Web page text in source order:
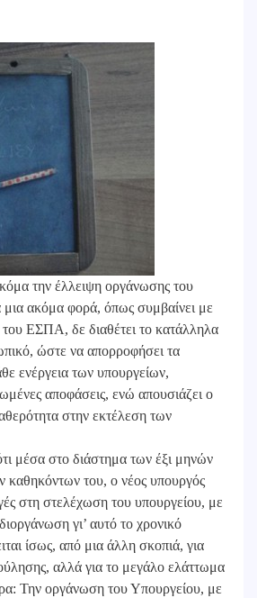
την έλλειψη οργάνωσης του
μια ακόμα φορά, όπως συμβαίνει με
ΕΣΠΑ, δε διαθέτει το κατάλληλα
ώστε να απορροφήσει τα
ενέργεια των υπουργείων,
αποφάσεις, ενώ απουσιάζει ο
στην εκτέλεση των
μέσα στο διάστημα των έξι μηνών
καθηκόντων του, ο νέος υπουργός
στη στελέχωση του υπουργείου, με
γι’ αυτό το χρονικό
ίσως, από μια άλλη σκοπιά, για
αλλά για το μεγάλο ελάττωμα
Την οργάνωση του Υπουργείου, με